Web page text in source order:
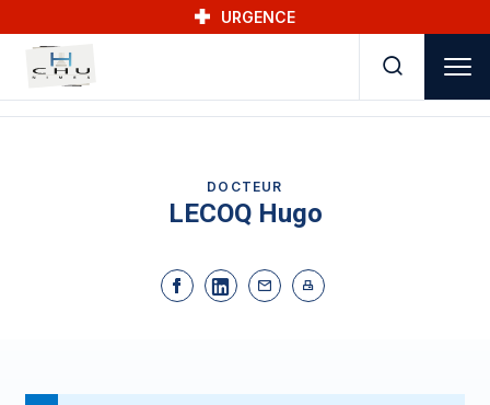
URGENCE
DOCTEUR
LECOQ Hugo